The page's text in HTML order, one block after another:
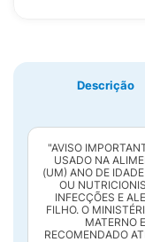
Descrição
"AVISO
USADO NA
(UM) ANO DE
OU
INFECÇÕES E
FILHO. O
MATERNO
RECOMENDADO